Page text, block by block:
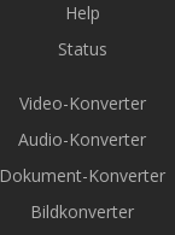
Help
Status
Video-Konverter
Audio-Konverter
Dokument-Konverter
Bildkonverter